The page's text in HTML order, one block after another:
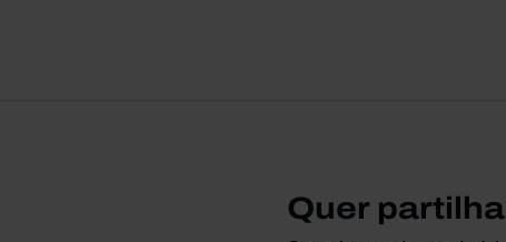
Quer